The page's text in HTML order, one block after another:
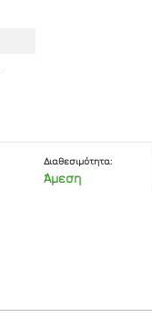
Διαθεσιμότητα:
Άμεση